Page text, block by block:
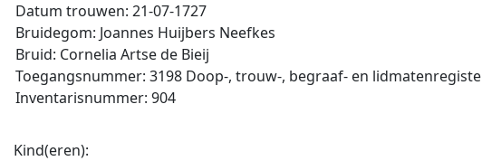
Datum trouwen: 21-07-1727
Bruidegom: Joannes Huijbers Neefkes
Bruid: Cornelia Artse de Bieij
Toegangsnummer: 3198 Doop-, trouw-, begraaf- en
Inventarisnummer: 904
Kind(eren):